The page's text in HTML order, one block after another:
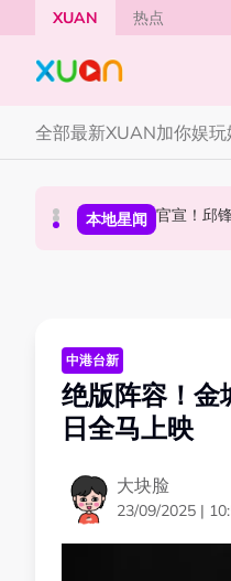
Skip to main content
XUAN 热点
全部最新XUAN加你娱玩
节庆
本地星闻
中港台新 Jaclyn
中港台新
绝版阵容！金
日全马上映
大块脸
23/09/2025 |